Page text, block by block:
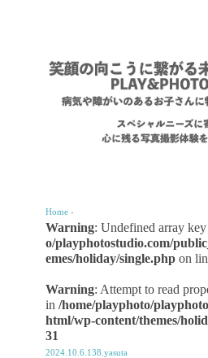
Home ›
Warning: Undefined array
o/playphotostudio.com/
emes/holiday/single.php on
Warning: Attempt to read
in /home/playphoto/
html/wp-content/themes/
31
2024.10.6.138.yasuta